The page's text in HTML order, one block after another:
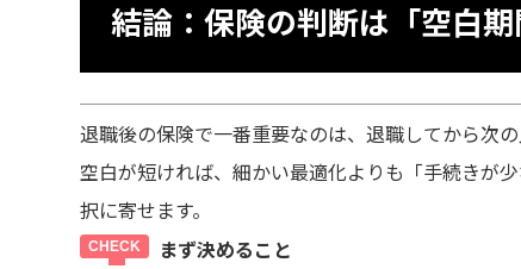
結論：保険の判断は「空白
退職後の保険で一番重要なのは、退職してから次
空白が短ければ、細かい最適化よりも「手続きが
択に寄せます。
まず決めること